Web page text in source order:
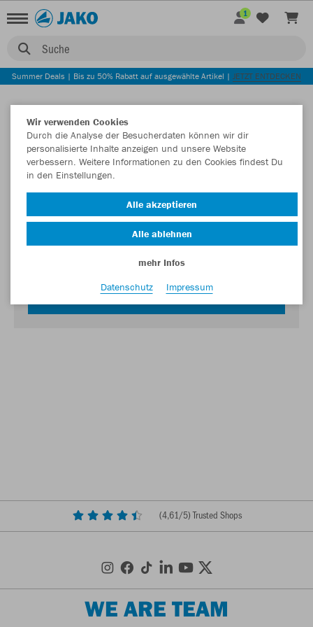
Suche
1
Summer Deals | Bis zu 50% Rabatt auf ausgewählte Artikel | JETZT ENTDECKEN
Login zum Teamshop TuS 07 Oberlar
JETZT EINLOGGEN
(4,61/5) Trusted Shops
WE ARE TEAM
Wir verwenden Cookies
Durch die Analyse der Besucherdaten können wir dir
personalisierte Inhalte anzeigen und unsere Website
verbessern. Weitere Informationen zu den Cookies findest Du
in den Einstellungen.
Alle akzeptieren
Alle ablehnen
mehr Infos
Datenschutz
Impressum